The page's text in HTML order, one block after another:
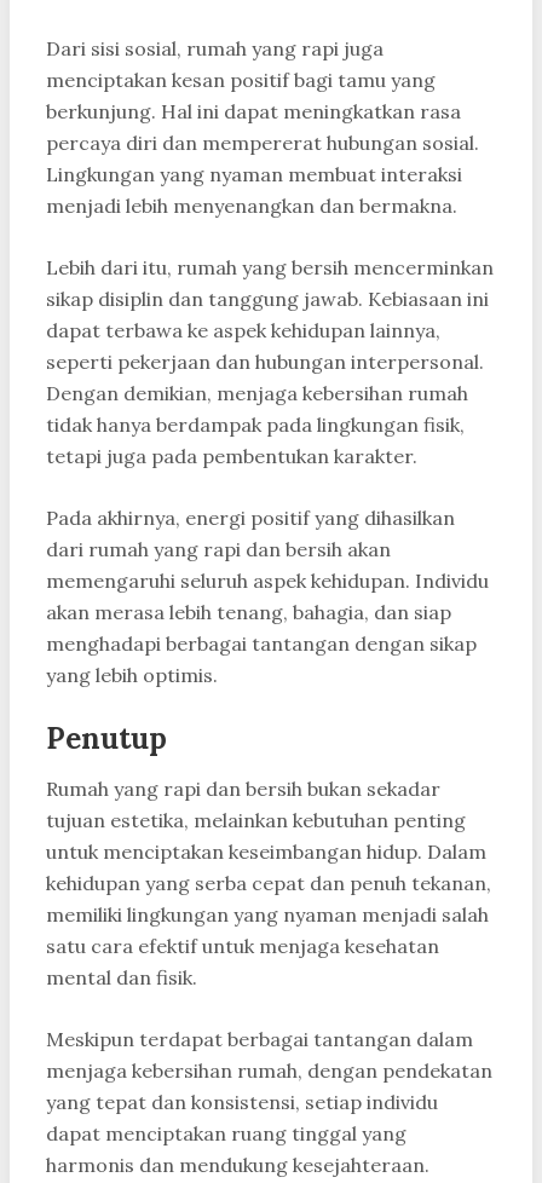
Dari sisi sosial, rumah yang rapi juga
menciptakan kesan positif bagi tamu yang
berkunjung. Hal ini dapat meningkatkan rasa
percaya diri dan mempererat hubungan sosial.
Lingkungan yang nyaman membuat interaksi
menjadi lebih menyenangkan dan bermakna.
Lebih dari itu, rumah yang bersih mencerminkan
sikap disiplin dan tanggung jawab. Kebiasaan ini
dapat terbawa ke aspek kehidupan lainnya,
seperti pekerjaan dan hubungan interpersonal.
Dengan demikian, menjaga kebersihan rumah
tidak hanya berdampak pada lingkungan fisik,
tetapi juga pada pembentukan karakter.
Pada akhirnya, energi positif yang dihasilkan
dari rumah yang rapi dan bersih akan
memengaruhi seluruh aspek kehidupan. Individu
akan merasa lebih tenang, bahagia, dan siap
menghadapi berbagai tantangan dengan sikap
yang lebih optimis.
Penutup
Rumah yang rapi dan bersih bukan sekadar
tujuan estetika, melainkan kebutuhan penting
untuk menciptakan keseimbangan hidup. Dalam
kehidupan yang serba cepat dan penuh tekanan,
memiliki lingkungan yang nyaman menjadi salah
satu cara efektif untuk menjaga kesehatan
mental dan fisik.
Meskipun terdapat berbagai tantangan dalam
menjaga kebersihan rumah, dengan pendekatan
yang tepat dan konsistensi, setiap individu
dapat menciptakan ruang tinggal yang
harmonis dan mendukung kesejahteraan.